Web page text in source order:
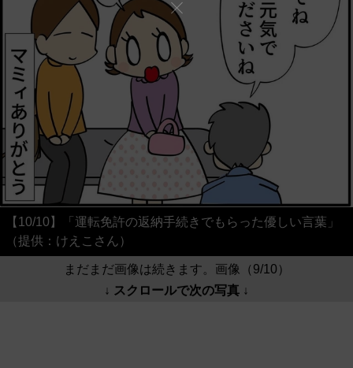
【10/10】「運転免許の返納手続きでもらった優しい言葉」
（提供：けえこさん）
まだまだ画像は続きます。画像（9/10）
↓ スクロールで次の写真 ↓